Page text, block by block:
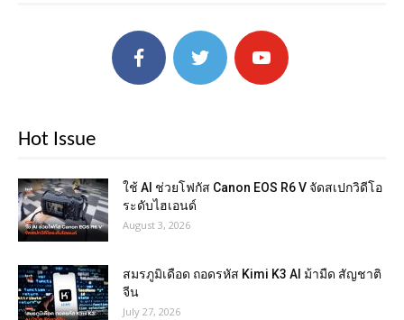
Hot Issue
ใช้ AI ช่วยโฟกัส Canon EOS R6 V จัดสเปกวิดีโอ
ระดับไฮเอนด์
August 3, 2026
สมรภูมิเดือด ถอดรหัส Kimi K3 AI ม้ามืด สัญชาติ
จีน
July 27, 2026